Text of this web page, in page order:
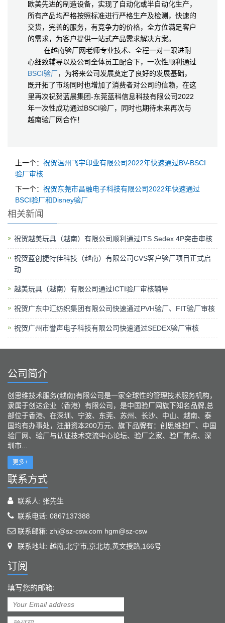
欧美先进的制造设备，实现了自动化或半自动化生产，
所有产品均严格按照标准进行严格生产及检测，快速的
交货，完善的服务，有竞争力的价格，全方位满足客户
的需求，为客户提供一站式产品需求解决方案。
在越南验厂网老师专业技术、全程一对一跟进耐
心细致辅导以及公司全体员工配合下，一次性顺利通过
BSCI验厂，为将来公司发展奠定了良好的发展基础，
既开拓了市场同时也增加了消费者对公司的信赖，在这
里再次祝贺蓝晨集团-东莞蓝科信息科技有限公司2022
年一次性成功通过BSCI验厂，同时也期待未来再次与
越南验厂网合作！
上一个： 祝贺温州飞宇印业有限公司2022年快速通过BV-BSCI
验厂审核
下一个： 祝贺东莞市昌融电子科技有限公司2022年快速通过
BSCI验厂和Disney验厂
相关新闻
祝贺越美玩具（越南）有限公司顺利通过ITS Sedex 4P突击审核
祝贺蓝创捷特佳科技（越南）有限公司CVS客户验厂项目正式启
动
越美玩具（越南）有限公司通过ICTI验厂审核辅导
祝贺广东中汇纺织集团有限公司快速通过PVH验厂、FIT验厂审核
祝贺广州市誉声电子科技有限公司快速通过SEDEX验厂审核
公司简介
创思维技术服务(越南)有限公司是一家全球性的管理技术服务机构，
隶属于创达企业（香港）有限公司，是中国验厂网旗下知名品牌,总
部位于香港、在深圳、宁波、东莞、苏州、长沙、中山、越南、泰
国均有办事处，注册资本200万元、旗下品牌有：创思维验厂、中国
验厂网、验厂与认证技术交流中心论坛、验厂之家、验厂焦点、深
圳市...
更多+
联系方式
联系人: 张先生
联系电话: 0867137388
联系邮箱: zhj@sz-csw.com hgm@sz-csw
联系地址: 越南,北宁市,京北坊,黄文授路,166号
订阅
填写您的邮箱: